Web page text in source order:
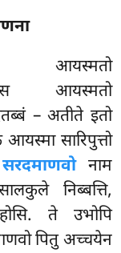
आयस्मतो
आयस्मतो
– अतीते इतो
सारिपुत्तो
सरदमाणवोनाम
निब्बत्ति,
ते उभोपि
पितु अच्चयेन